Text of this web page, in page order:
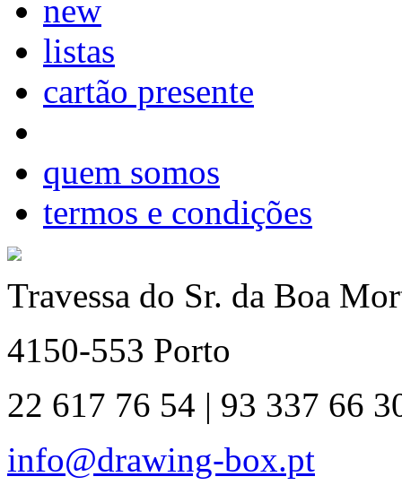
new
listas
cartão presente
quem somos
termos e condições
Travessa do Sr. da Boa
4150-553 Porto
22 617 76 54 | 93 337 66
info@drawing-box.pt